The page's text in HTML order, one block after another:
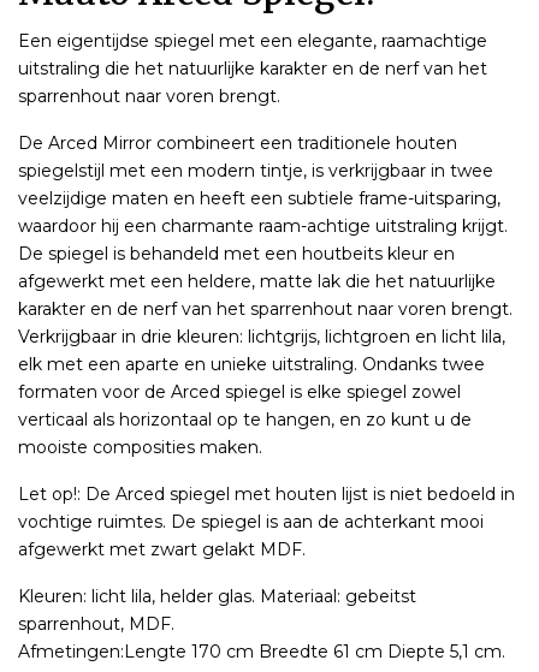
Een eigentijdse spiegel met een elegante, raamachtige
uitstraling die het natuurlijke karakter en de nerf van het
sparrenhout naar voren brengt.
De Arced Mirror combineert een traditionele houten
spiegelstijl met een modern tintje, is verkrijgbaar in twee
veelzijdige maten en heeft een subtiele frame-uitsparing,
waardoor hij een charmante raam-achtige uitstraling krijgt.
De spiegel is behandeld met een houtbeits kleur en
afgewerkt met een heldere, matte lak die het natuurlijke
karakter en de nerf van het sparrenhout naar voren brengt.
Verkrijgbaar in drie kleuren: lichtgrijs, lichtgroen en licht lila,
elk met een aparte en unieke uitstraling. Ondanks twee
formaten voor de Arced spiegel is elke spiegel zowel
verticaal als horizontaal op te hangen, en zo kunt u de
mooiste composities maken.
Let op!: De Arced spiegel met houten lijst is niet bedoeld in
vochtige ruimtes. De spiegel is aan de achterkant mooi
afgewerkt met zwart gelakt MDF.
Kleuren: licht lila, helder glas. Materiaal: gebeitst
sparrenhout, MDF.
Afmetingen:Lengte 170 cm Breedte 61 cm Diepte 5,1 cm.